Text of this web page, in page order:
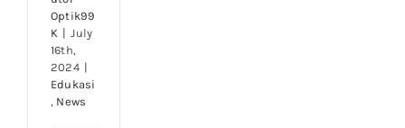
Optik99
K | July
16th,
2024 |
Edukasi
, News